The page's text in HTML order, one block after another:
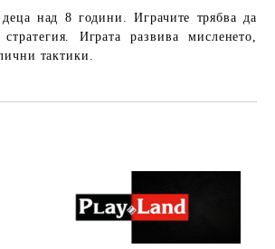
над 8 години. Играчите трябва да
Играта развива мисленето,
тактики.